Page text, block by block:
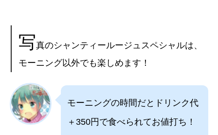
写真のシャンティールージュスペシャルは、
モーニング以外でも楽しめます！
モーニングの時間だとドリンク代
＋350円で食べられてお値打ち！